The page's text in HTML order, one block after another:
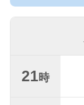
21時